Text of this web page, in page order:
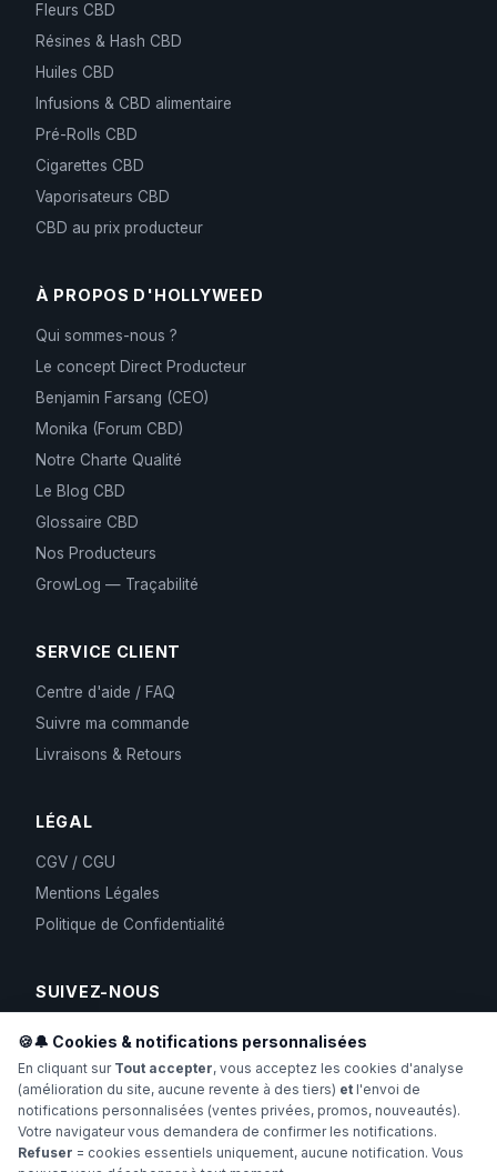
Fleurs CBD
Résines & Hash CBD
Huiles CBD
Infusions & CBD alimentaire
Pré-Rolls CBD
Cigarettes CBD
Vaporisateurs CBD
CBD au prix producteur
À PROPOS D'HOLLYWEED
Qui sommes-nous ?
Le concept Direct Producteur
Benjamin Farsang (CEO)
Monika (Forum CBD)
Notre Charte Qualité
Le Blog CBD
Glossaire CBD
Nos Producteurs
GrowLog — Traçabilité
SERVICE CLIENT
Centre d'aide / FAQ
Suivre ma commande
Livraisons & Retours
LÉGAL
CGV / CGU
Mentions Légales
Politique de Confidentialité
SUIVEZ-NOUS
🍪🔔 Cookies & notifications personnalisées
En cliquant sur Tout accepter, vous acceptez les cookies d'analyse
(amélioration du site, aucune revente à des tiers) et l'envoi de
notifications personnalisées (ventes privées, promos, nouveautés).
Votre navigateur vous demandera de confirmer les notifications.
Refuser = cookies essentiels uniquement, aucune notification. Vous